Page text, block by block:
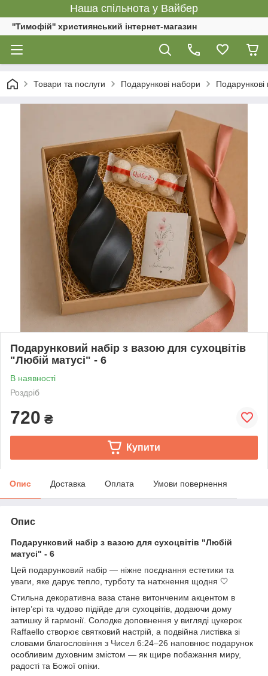
Наша спільнота у Вайбер
''Тимофій'' християнський інтернет-магазин
Товари та послуги Подарункові набори
Подарунковий набір з вазою для сухоцвітів
"Любій матусі" - 6
В наявності
Роздріб
720 ₴
Купити
Опис Доставка Оплата Умови повернення
Опис
Подарунковий набір з вазою для сухоцвітів "Любій
матусі" - 6
Цей подарунковий набір — ніжне поєднання естетики та
уваги, яке дарує тепло, турботу та натхнення щодня 🤍
Стильна декоративна ваза стане витонченим акцентом в
інтер’єрі та чудово підійде для сухоцвітів, додаючи дому
затишку й гармонії. Солодке доповнення у вигляді цукерок
Raffaello створює святковий настрій, а подвійна листівка зі
словами благословіння з Чисел 6:24–26 наповнює подарунок
особливим духовним змістом — як щире побажання миру,
радості та Божої опіки.